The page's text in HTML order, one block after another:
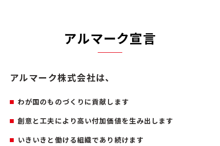
アルマーク宣言
アルマーク株式会社は、
わが国のものづくりに貢献します
創意と工夫により高い付加価値を生み出します
いきいきと働ける組織であり続けます